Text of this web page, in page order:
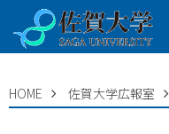
HOME 佐賀大学広報室